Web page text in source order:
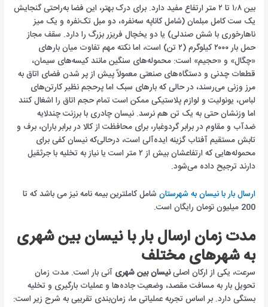
بین ۱٫۸ تا ۲ متر ارتفاع مفید دارد. برای درک بهتر، این فضا به‌راحتی گنجایش
یک ست کامل مبلمان (شامل کاناپه سه‌نفره، دو مبل تک‌نفره و یک میز
ناهارخوری با شش صندلی) یا دو یخچال فریزر بزرگ را دارد. سقف مجاز
حمل بار ۲۰۰۰ کیلوگرم (۲ تن) است، اما نکته مهم تفاوت میان بارهای
«چگال» و «حجیم» است: محموله‌های سنگین مانند کیسه‌های سیمان،
قطعات چدنی و دستگاه‌های صنعتی معمولاً پیش از پر شدن فضای اتاق به
مرز وزنی می‌رسند، در حالی که بارهای سبک اما پرحجم نظیر کارتن‌های
لباس، یونولیت و لوازم پلاستیکی ممکن است تمام حجم اتاق را اشغال کنند
اما وزنشان حتی به یک تن هم نرسد. نیسان چادری با برزنت چندلایه
ضدآب و مقاوم در برابر گردوغبار، برای محافظت از کالا در برابر باران، برف و
تابش مستقیم آفتاب گزینه ایده‌آلی است، درحالی‌که نیسان کفی برای
محموله‌هایی که ارتفاعشان بیش از ۲ متر است یا نیاز به تخلیه با جرثقیل
دارند ترجیح داده می‌شود.
ارسال بار با نیسان به شهرستان شامل کاملترین بیمه نامه نیز می باشد که تا
200 میلیون تومان رایگان است.
مدت زمان ارسال بار با نیسان بین شهری
به شهرهای مختلف
سرعت، یکی از ارکان اصلینیسان بین شهری آنی بار است. مدت زمان
تحویل بار به مسافت مقصد، وضعیت جاده‌ها و عملیات بارگیری و تخلیه
بستگی دارد. بر اساس تجربه عملیاتی ما، زمان‌بندی تقریبی به شرح زیر است: